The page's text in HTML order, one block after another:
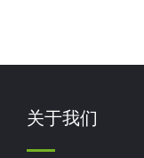
关于我们